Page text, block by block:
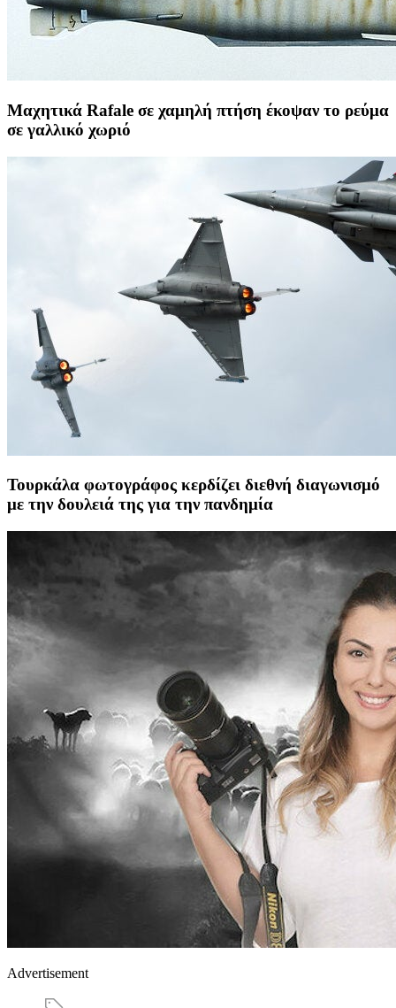
Μαχητικά Rafale σε χαμηλή πτήση έκοψαν το ρεύμα
σε γαλλικό χωριό
Τουρκάλα φωτογράφος κερδίζει διεθνή διαγωνισμό
με την δουλειά της για την πανδημία
Advertisement